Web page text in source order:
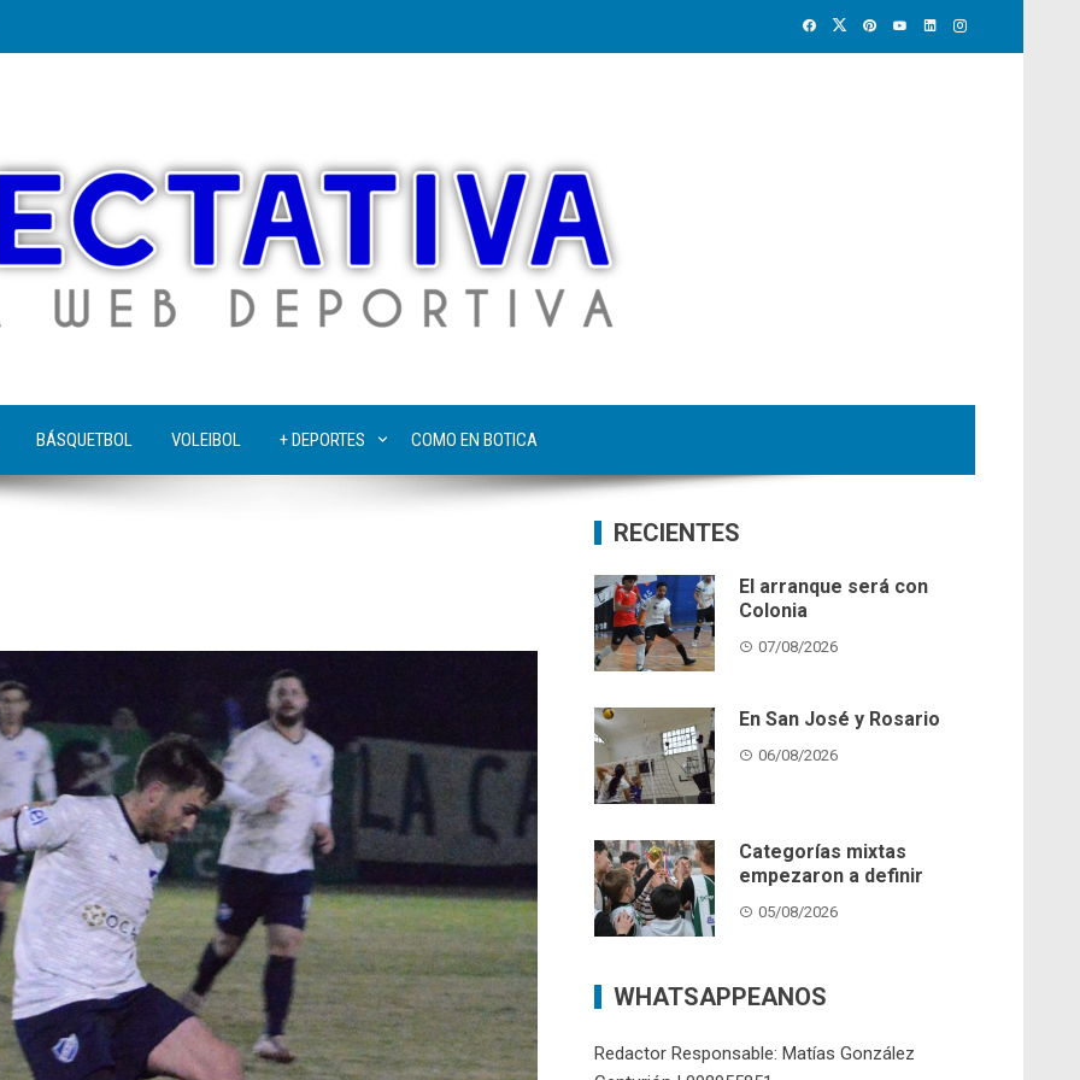
BÁSQUETBOL VOLEIBOL + DEPORTES COMO EN BOTICA
RECIENTES
El arranque será con
Colonia
07/08/2026
En San José y Rosario
06/08/2026
Categorías mixtas
empezaron a definir
05/08/2026
WHATSAPPEANOS
Redactor Responsable: Matías González